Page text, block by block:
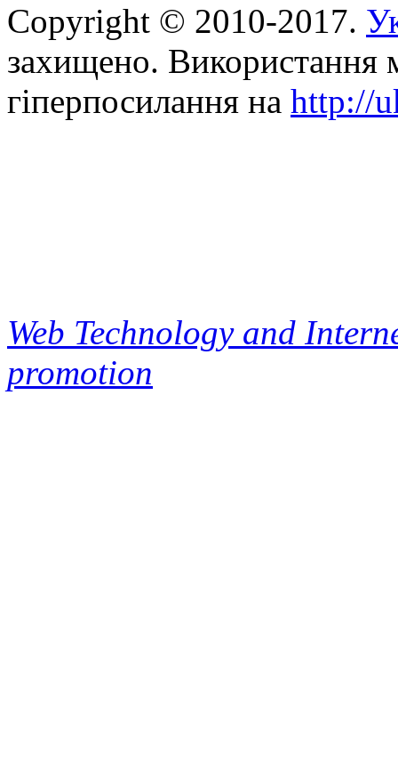
Copyright © 2010-2017.
захищено. Використання
гіперпосилання на http://
Web Technology and
promotion